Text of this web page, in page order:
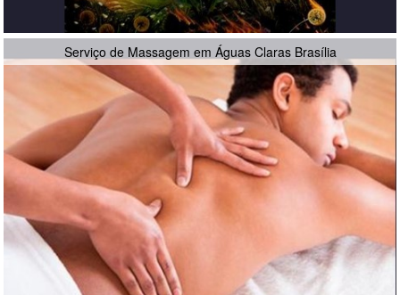
Serviço de Massagem em Águas Claras Brasília